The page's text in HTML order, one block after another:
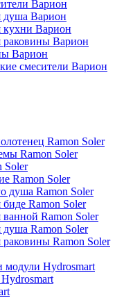
Варион
душа Варион
кухни Варион
раковины Варион
Варион
смесители Варион
Ramon Soler
Ramon Soler
Soler
Ramon Soler
душа Ramon Soler
Ramon Soler
Ramon Soler
Ramon Soler
Ramon Soler
модули Hydrosmart